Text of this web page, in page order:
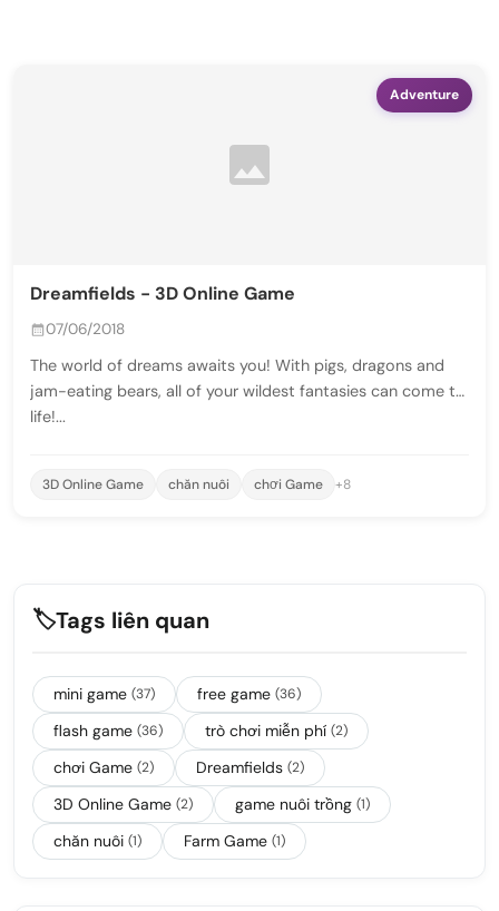
Adventure
Dreamfields - 3D Online Game
07/06/2018
The world of dreams awaits you! With pigs, dragons and
jam-eating bears, all of your wildest fantasies can come to
life!...
3D Online Game chăn nuôi chơi Game +8
🏷️Tags liên quan
mini game (37) free game (36)
flash game (36) trò chơi miễn phí (2)
chơi Game (2) Dreamfields (2)
3D Online Game (2) game nuôi trồng (1)
chăn nuôi (1) Farm Game (1)